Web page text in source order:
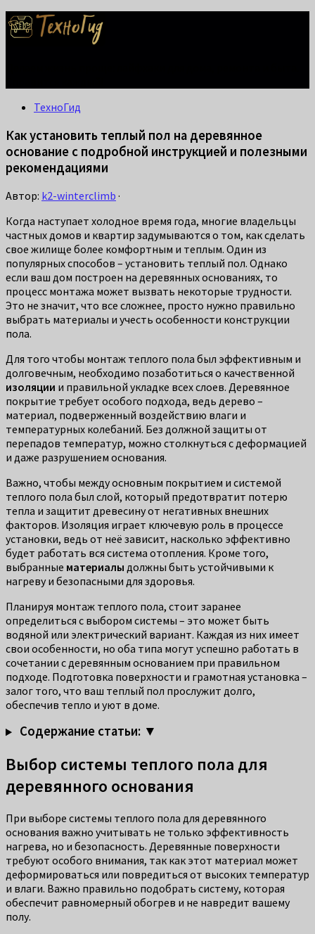
ТехноГид
Как установить теплый пол на деревянное
основание с подробной инструкцией и полезными
рекомендациями
Автор: k2-winterclimb ·
Когда наступает холодное время года, многие владельцы
частных домов и квартир задумываются о том, как сделать
свое жилище более комфортным и теплым. Один из
популярных способов – установить теплый пол. Однако
если ваш дом построен на деревянных основаниях, то
процесс монтажа может вызвать некоторые трудности.
Это не значит, что все сложнее, просто нужно правильно
выбрать материалы и учесть особенности конструкции
пола.
Для того чтобы монтаж теплого пола был эффективным и
долговечным, необходимо позаботиться о качественной
изоляции и правильной укладке всех слоев. Деревянное
покрытие требует особого подхода, ведь дерево –
материал, подверженный воздействию влаги и
температурных колебаний. Без должной защиты от
перепадов температур, можно столкнуться с деформацией
и даже разрушением основания.
Важно, чтобы между основным покрытием и системой
теплого пола был слой, который предотвратит потерю
тепла и защитит древесину от негативных внешних
факторов. Изоляция играет ключевую роль в процессе
установки, ведь от неё зависит, насколько эффективно
будет работать вся система отопления. Кроме того,
выбранные материалы должны быть устойчивыми к
нагреву и безопасными для здоровья.
Планируя монтаж теплого пола, стоит заранее
определиться с выбором системы – это может быть
водяной или электрический вариант. Каждая из них имеет
свои особенности, но оба типа могут успешно работать в
сочетании с деревянным основанием при правильном
подходе. Подготовка поверхности и грамотная установка –
залог того, что ваш теплый пол прослужит долго,
обеспечив тепло и уют в доме.
Содержание статьи: ▼
Выбор системы теплого пола для
деревянного основания
При выборе системы теплого пола для деревянного
основания важно учитывать не только эффективность
нагрева, но и безопасность. Деревянные поверхности
требуют особого внимания, так как этот материал может
деформироваться или повредиться от высоких температур
и влаги. Важно правильно подобрать систему, которая
обеспечит равномерный обогрев и не навредит вашему
полу.